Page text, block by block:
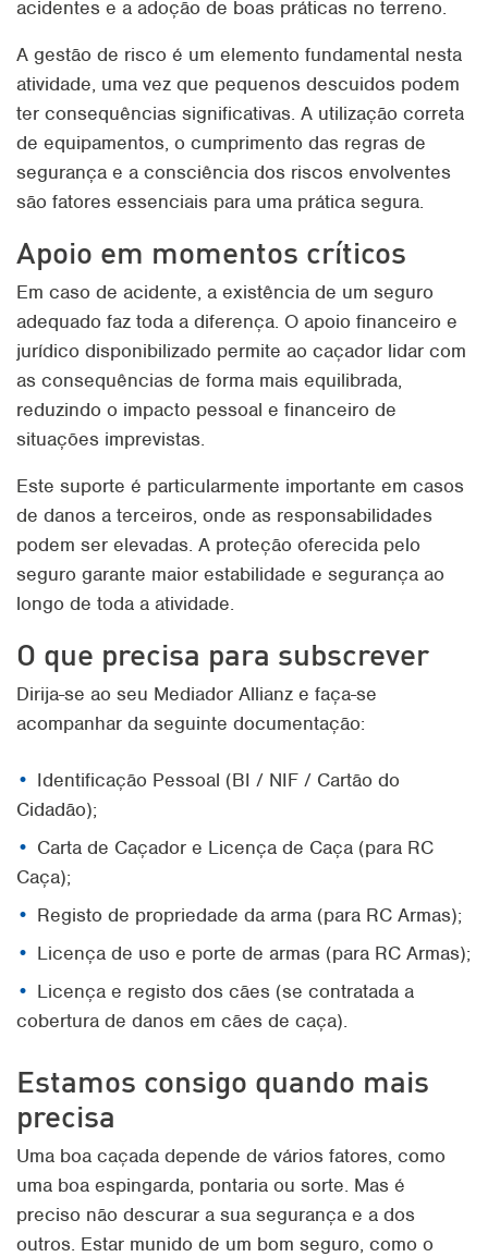
acidentes e a adoção de boas práticas no terreno.
A gestão de risco é um elemento fundamental nesta
atividade, uma vez que pequenos descuidos podem
ter consequências significativas. A utilização correta
de equipamentos, o cumprimento das regras de
segurança e a consciência dos riscos envolventes
são fatores essenciais para uma prática segura.
Apoio em momentos críticos
Em caso de acidente, a existência de um seguro
adequado faz toda a diferença. O apoio financeiro e
jurídico disponibilizado permite ao caçador lidar com
as consequências de forma mais equilibrada,
reduzindo o impacto pessoal e financeiro de
situações imprevistas.
Este suporte é particularmente importante em casos
de danos a terceiros, onde as responsabilidades
podem ser elevadas. A proteção oferecida pelo
seguro garante maior estabilidade e segurança ao
longo de toda a atividade.
O que precisa para subscrever
Dirija-se ao seu Mediador Allianz e faça-se
acompanhar da seguinte documentação:
Identificação Pessoal (BI / NIF / Cartão do
Cidadão);
Carta de Caçador e Licença de Caça (para RC
Caça);
Registo de propriedade da arma (para RC Armas);
Licença de uso e porte de armas (para RC Armas);
Licença e registo dos cães (se contratada a
cobertura de danos em cães de caça).
Estamos consigo quando mais
precisa
Uma boa caçada depende de vários fatores, como
uma boa espingarda, pontaria ou sorte. Mas é
preciso não descurar a sua segurança e a dos
outros. Estar munido de um bom seguro, como o